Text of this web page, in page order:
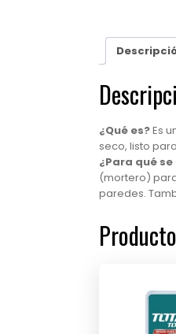
¿Qué es?Es
seco, listo
¿Para qué
(mortero)
paredes.